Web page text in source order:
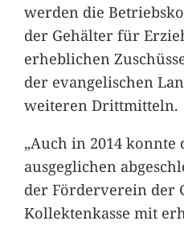
werden die
der Gehälter für
erheblichen
der evangelischen
weiteren Drittmitteln.
„Auch in 2014
ausgeglichen
der Förderverein der
Kollektenkasse mit